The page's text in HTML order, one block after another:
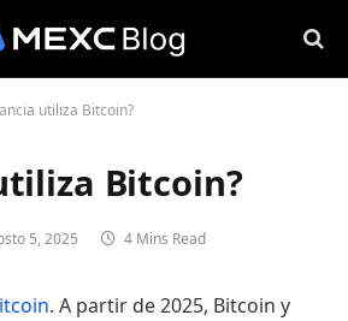
utiliza Bitcoin?
Bitcoin?
5, 2025 4 Mins Read
. A partir de 2025, Bitcoin y